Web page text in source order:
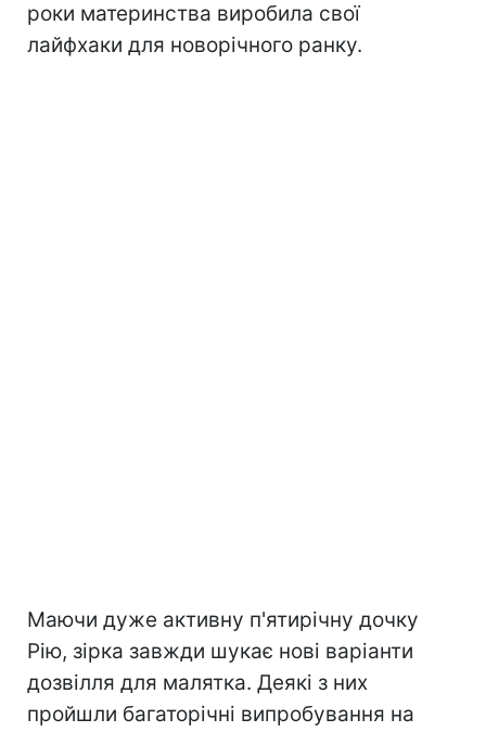
роки материнства виробила свої
лайфхаки для новорічного ранку.
Маючи дуже активну п'ятирічну дочку
Рію, зірка завжди шукає нові варіанти
дозвілля для малятка. Деякі з них
пройшли багаторічні випробування на